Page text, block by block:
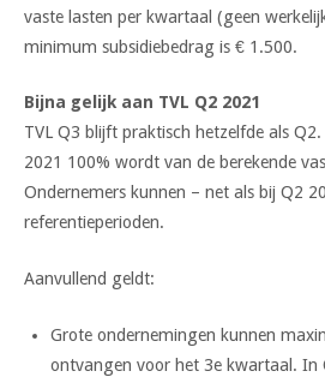
vaste lasten per kwartaal (geen
minimum subsidiebedrag is € 1.500.
Bijna gelijk aan TVL Q2 2021
TVL Q3 blijft praktisch hetzelfde als
2021 100% wordt van de berekende
Ondernemers kunnen – net als bij Q2
referentieperioden.
Aanvullend geldt:
Grote ondernemingen kunnen
ontvangen voor het 3e kwartaal. In